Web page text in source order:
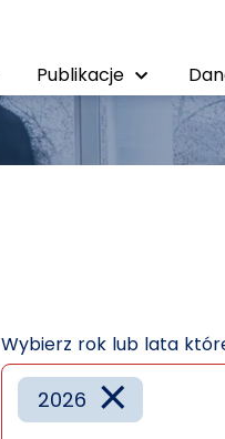
Publikacje
Wybierz rok lub lata
×
2026